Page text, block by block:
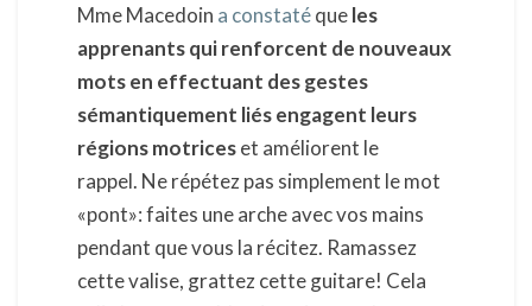
Mme Macedoin a constatéqueles
apprenants qui renforcent de nouveaux
mots en effectuant des gestes
sémantiquement liés engagent leurs
régions motriceset améliorent le
rappel. Ne répétez pas simplement le mot
«pont»: faites une arche avec vos mains
pendant que vous la récitez. Ramassez
cette valise, grattez cette guitare! Cela